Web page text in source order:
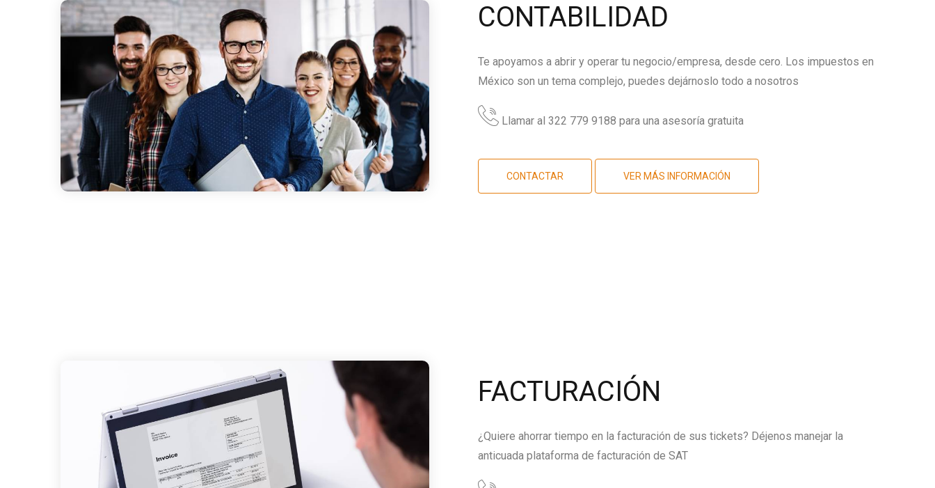
CONTABILIDAD
Te apoyamos a abrir y operar tu negocio/empresa, desde cero. Los impuestos en
México son un tema complejo, puedes dejárnoslo todo a nosotros
Llamar al 322 779 9188 para una asesoría gratuita
CONTACTAR VER MÁS INFORMACIÓN
FACTURACIÓN
¿Quiere ahorrar tiempo en la facturación de sus tickets? Déjenos manejar la
anticuada plataforma de facturación de SAT